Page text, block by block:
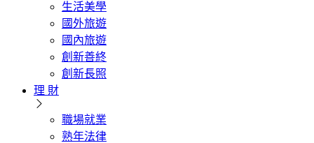
生活美學
國外旅遊
國內旅遊
創新善終
創新長照
理 財
職場就業
熟年法律